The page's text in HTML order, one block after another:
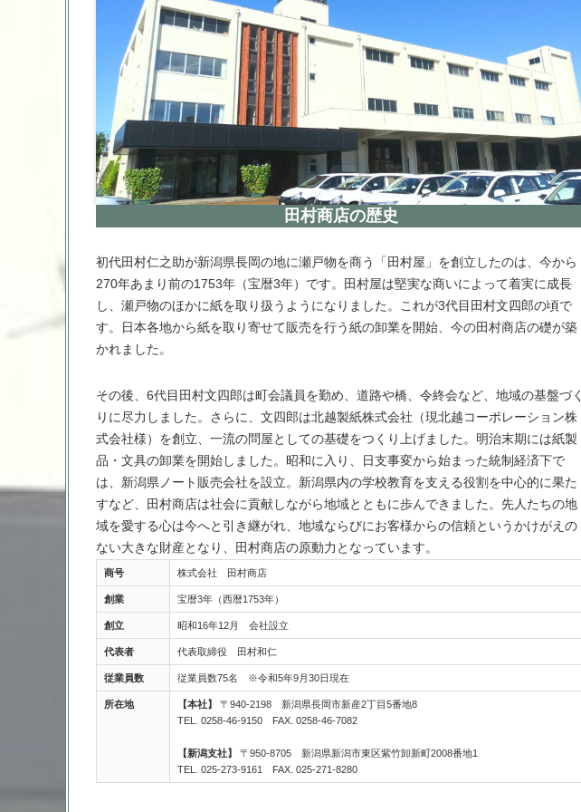
田村商店の歴史
初代田村仁之助が新潟県長岡の地に瀬戸物を商う「田村屋」を創立したのは、今から
270年あまり前の1753年（宝暦3年）です。田村屋は堅実な商いによって着実に成長
し、瀬戸物のほかに紙を取り扱うようになりました。これが3代目田村文四郎の頃で
す。日本各地から紙を取り寄せて販売を行う紙の卸業を開始、今の田村商店の礎が築
かれました。
その後、6代目田村文四郎は町会議員を勤め、道路や橋、令終会など、地域の基盤づく
りに尽力しました。さらに、文四郎は北越製紙株式会社（現北越コーポレーション株
式会社様）を創立、一流の問屋としての基礎をつくり上げました。明治末期には紙製
品・文具の卸業を開始しました。昭和に入り、日支事変から始まった統制経済下で
は、新潟県ノート販売会社を設立。新潟県内の学校教育を支える役割を中心的に果た
すなど、田村商店は社会に貢献しながら地域とともに歩んできました。先人たちの地
域を愛する心は今へと引き継がれ、地域ならびにお客様からの信頼というかけがえの
ない大きな財産となり、田村商店の原動力となっています。
商号 株式会社 田村商店
創業 宝暦3年（西暦1753年）
創立 昭和16年12月 会社設立
代表者 代表取締役 田村和仁
従業員数 従業員数75名 ※令和5年9月30日現在
所在地 【本社】
〒940-2198 新潟県長岡市新産2丁目5番地8
TEL. 0258-46-9150 FAX. 0258-46-7082
【新潟支社】
〒950-8705 新潟県新潟市東区紫竹卸新町2008番地1
TEL. 025-273-9161 FAX. 025-271-8280